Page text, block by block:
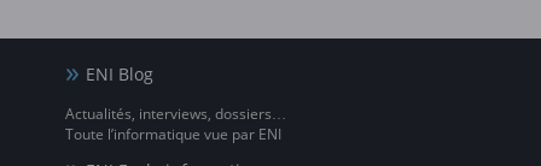
ENI Blog
Actualités, interviews, dossiers…
Toute l’informatique vue par ENI